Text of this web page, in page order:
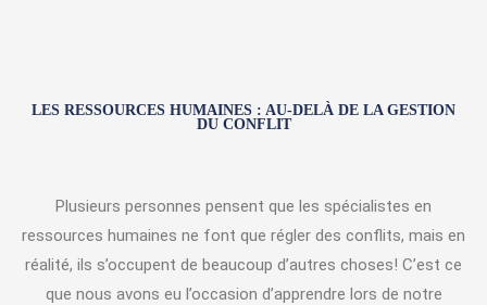
LES RESSOURCES HUMAINES : AU-DELÀ DE LA GESTION
DU CONFLIT
Plusieurs personnes pensent que les spécialistes en
ressources humaines ne font que régler des conflits, mais en
réalité, ils s’occupent de beaucoup d’autres choses! C’est ce
que nous avons eu l’occasion d’apprendre lors de notre